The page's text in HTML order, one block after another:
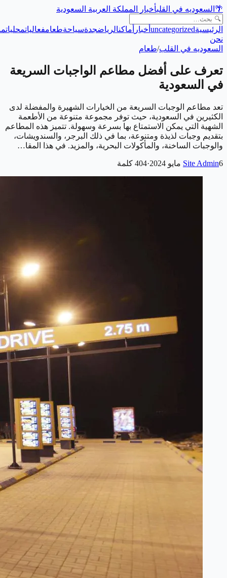
🌴 السعوديه في القلبأخبار المملكة العربية السعودية
الرئيسيةuncategorized أخبار أماكنالرياضجدةسياحةطعامفعالياتمحليات
نحن
السعوديه في القلب/طعام
تعرف على أفضل مطاعم الواجبات السريعة
في السعودية
تعد مطاعم الوجبات السريعة من الخيارات الشهيرة والمفضلة لدى
الكثيرين في السعودية، حيث توفر مجموعة متنوعة من الأطعمة
الشهية التي يمكن الاستمتاع بها بسرعة وسهولة. تتميز هذه المطاعم
بتقديم وجبات لذيذة ومتنوعة، بما في ذلك البرجر، والسندويشات،
والوجبات الساخنة، والمأكولات البحرية، والمزيد. في هذا المقا…
Site Admin6 مايو 2024 ·
404 كلمة